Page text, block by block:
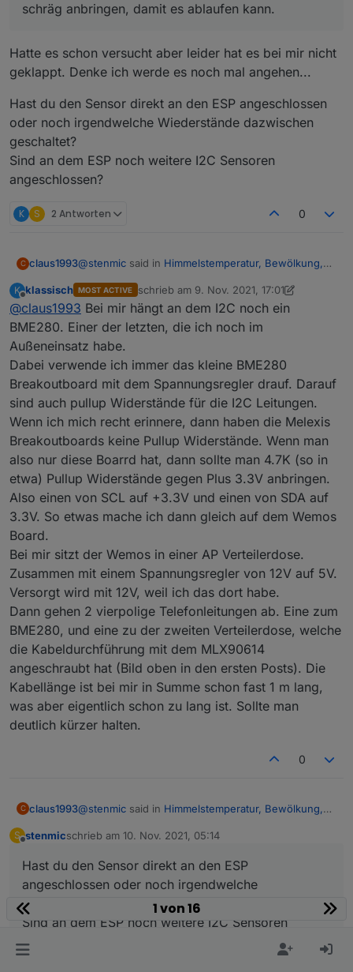
schräg anbringen, damit es ablaufen kann.
Hatte es schon versucht aber leider hat es bei mir nicht
geklappt. Denke ich werde es noch mal angehen...
Hast du den Sensor direkt an den ESP angeschlossen
oder noch irgendwelche Wiederstände dazwischen
geschaltet?
Sind an dem ESP noch weitere I2C Sensoren
angeschlossen?
K S 2 Antworten 0
C claus1993@stenmic said in Himmelstemperatur, Bewölkung,
@klassisch
Erstmal Danke für deine ausführliche
Bei mir geht ESP Easy problemlos, der Sensor
ist schon im Paket drin.
Ich musste lediglich auf "Force Slow I2C
speed" stellen.
Ich muss meinen Aufstellort noch optimieren.
Aktuell ist der Sensor genau gegen Himmel
ausgerichtet, doch leider verfälscht dann das
Regenwasser (welches auf dem Sensor
verbleibt) die Temperatur. Ich werde ihn jetzt
doch leicht schräg anbringen, damit es
ablaufen kann.
Hatte es schon versucht aber leider hat es bei mir
nicht geklappt. Denke ich werde es noch mal
angehen...
Hast du den Sensor direkt an den ESP
angeschlossen oder noch irgendwelche
Wiederstände dazwischen geschaltet?
Sind an dem ESP noch weitere I2C Sensoren
angeschlossen?
K
Offline
klassisch MOST ACTIVE schrieb am 9. Nov. 2021, 17:01
zuletzt editiert von klassisch11. Sept. 2021,
@claus1993 Bei mir hängt an dem I2C noch ein
BME280. Einer der letzten, die ich noch im
Außeneinsatz habe.
Dabei verwende ich immer das kleine BME280
Breakoutboard mit dem Spannungsregler drauf. Darauf
sind auch pullup Widerstände für die I2C Leitungen.
Wenn ich mich recht erinnere, dann haben die Melexis
Breakoutboards keine Pullup Widerstände. Wenn man
also nur diese Boarrd hat, dann sollte man 4.7K (so in
etwa) Pullup Widerstände gegen Plus 3.3V anbringen.
Also einen von SCL auf +3.3V und einen von SDA auf
3.3V. So etwas mache ich dann gleich auf dem Wemos
Board.
Bei mir sitzt der Wemos in einer AP Verteilerdose.
Zusammen mit einem Spannungsregler von 12V auf 5V.
Versorgt wird mit 12V, weil ich das dort habe.
Dann gehen 2 vierpolige Telefonleitungen ab. Eine zum
BME280, und eine zu der zweiten Verteilerdose, welche
die Kabeldurchführung mit dem MLX90614
angeschraubt hat (Bild oben in den ersten Posts). Die
Kabellänge ist bei mir in Summe schon fast 1 m lang,
was aber eigentlich schon zu lang ist. Sollte man
deutlich kürzer halten.
0
C claus1993@stenmic said in Himmelstemperatur, Bewölkung,
Erstmal Danke für deine ausführliche
Erklärung.
Bei mir geht ESP Easy problemlos, der Sensor
ist schon im Paket drin.
Ich musste lediglich auf "Force Slow I2C
Hatte es schon versucht aber leider hat es bei mir
nicht geklappt. Denke ich werde es noch mal
Hast du den Sensor direkt an den ESP
angeschlossen oder noch irgendwelche
Sind an dem ESP noch weitere I2C Sensoren
S stenmicschrieb am 10. Nov. 2021, 05:14
zuletzt editiert von
Hast du den Sensor direkt an den ESP
angeschlossen oder noch irgendwelche
Wiederstände dazwischen geschaltet?
Sind an dem ESP noch weitere I2C Sensoren
angeschlossen?
1 von 16